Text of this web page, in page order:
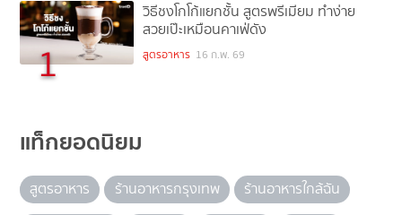
1
วิธีชงโกโก้แยกชั้น สูตรพรีเมียม ทำง่าย
สวยเป๊ะเหมือนคาเฟ่ดัง
สูตรอาหาร 16 ก.พ. 69
แท็กยอดนิยม
สูตรอาหาร ร้านอาหารกรุงเทพ
ร้านอาหารใกล้ฉัน